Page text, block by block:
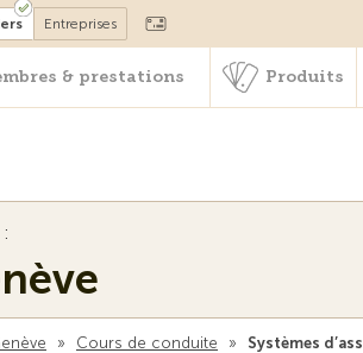
Entreprises
& prestations Produits
» Cours de conduite » Systèmes